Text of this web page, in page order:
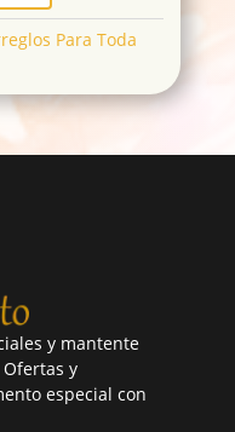
Para Toda
y mantente
y
especial con